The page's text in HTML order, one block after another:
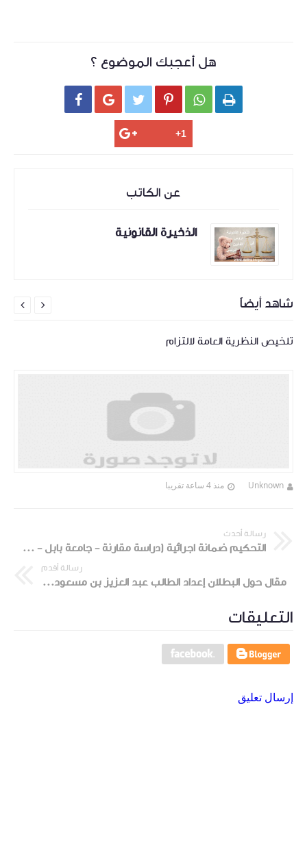
هل أعجبك الموضوع ؟
     
عن الكاتب
الذخيرة القانونية
شاهد أيضاً
تلخيص النظرية العامة لالتزام
Unknown منذ 4 ساعة تقريبا


رسالة أحدث
التحكيم ضمانة اجرائية (دراسة مقارنة - جامعة بابل - كلية القانون)
رسالة أقدم
مقال حول البطلان إعداد الطالب عبد العزيز بن مسعود (طالب بالجامعة الخاصة إبن خلدون)
التعليقات
إرسال تعليق